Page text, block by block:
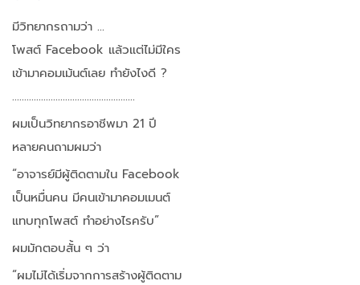
มีวิทยากรถามว่า …
โพสต์ Facebook แล้วแต่ไม่มีใคร
เข้ามาคอมเม้นต์เลย ทำยังไงดี ?
……………………………………………
ผมเป็นวิทยากรอาชีพมา 21 ปี
หลายคนถามผมว่า
“อาจารย์มีผู้ติดตามใน Facebook
เป็นหมื่นคน มีคนเข้ามาคอมเมนต์
แทบทุกโพสต์ ทำอย่างไรครับ”
ผมมักตอบสั้น ๆ ว่า
“ผมไม่ได้เริ่มจากการสร้างผู้ติดตาม